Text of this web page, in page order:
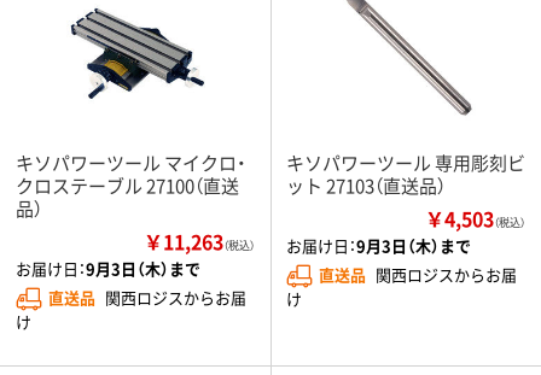
キソパワーツール マイクロ・
クロステーブル 27100（直送
品）
￥11,263（税込）
お届け日：9月3日（木）まで
直送品 関西ロジスからお届
け
キソパワーツール 専用彫刻ビ
ット 27103（直送品）
￥4,503（税込）
お届け日：9月3日（木）まで
直送品 関西ロジスからお届
け